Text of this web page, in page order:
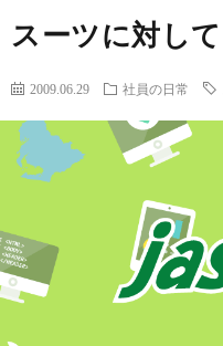
スーツに対して
2009.06.29 社員の日常